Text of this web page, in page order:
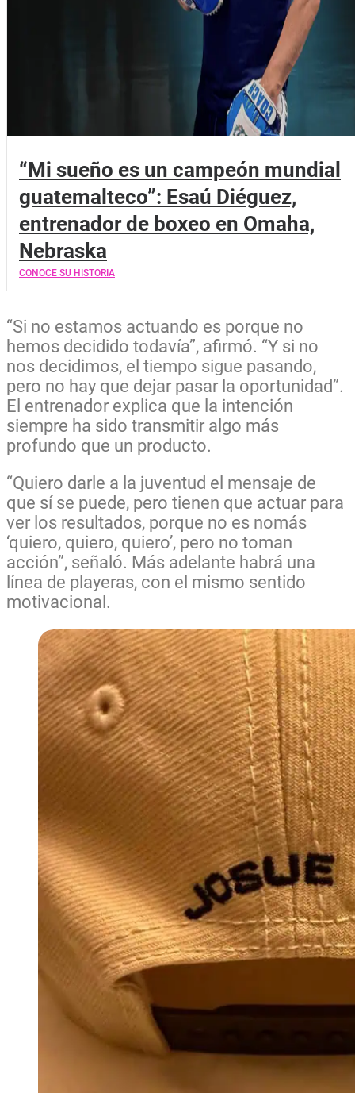
“Mi sueño es un campeón mundial
guatemalteco”: Esaú Diéguez,
entrenador de boxeo en Omaha,
Nebraska
CONOCE SU HISTORIA
“Si no estamos actuando es porque no
hemos decidido todavía”, afirmó. “Y si no
nos decidimos, el tiempo sigue pasando,
pero no hay que dejar pasar la oportunidad”.
El entrenador explica que la intención
siempre ha sido transmitir algo más
profundo que un producto.
“Quiero darle a la juventud el mensaje de
que sí se puede, pero tienen que actuar para
ver los resultados, porque no es nomás
‘quiero, quiero, quiero’, pero no toman
acción”, señaló. Más adelante habrá una
línea de playeras, con el mismo sentido
motivacional.